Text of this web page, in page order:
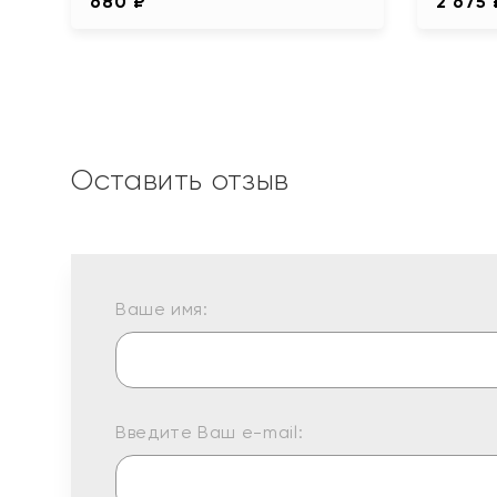
Оставить отзыв
Ваше имя:
Введите Ваш e-mail: